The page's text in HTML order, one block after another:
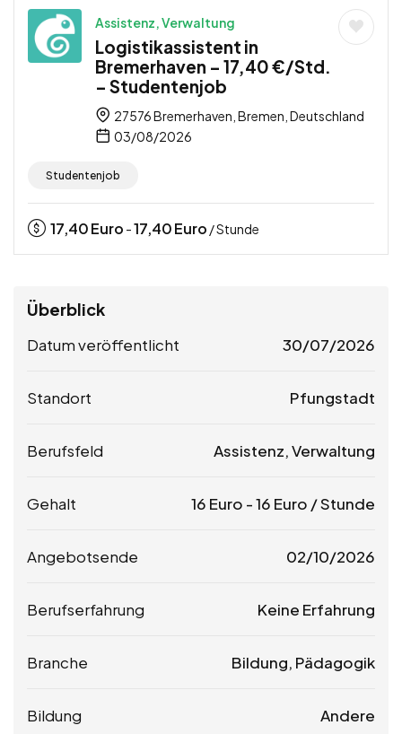
Assistenz, Verwaltung
Logistikassistent in
Bremerhaven – 17,40 €/Std.
– Studentenjob
27576 Bremerhaven, Bremen, Deutschland
03/08/2026
Studentenjob
17,40Euro -17,40Euro / Stunde
Überblick
Datum veröffentlicht 30/07/2026
Standort Pfungstadt
Berufsfeld Assistenz, Verwaltung
Gehalt 16 Euro -16 Euro / Stunde
Angebotsende 02/10/2026
Berufserfahrung Keine Erfahrung
Branche Bildung, Pädagogik
Bildung Andere